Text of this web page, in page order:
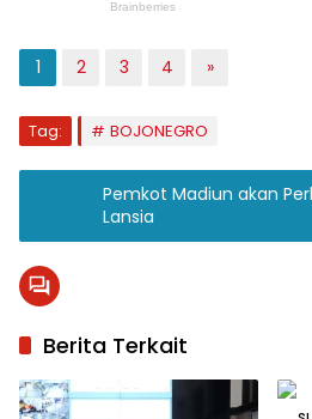
1 2 3 4 »
Tag: BOJONEGRO
Pemkot Madiun akan
Lansia
Berita Terkait